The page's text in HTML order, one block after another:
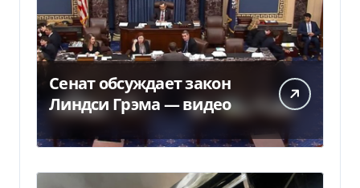
Сенат обсуждает закон
Линдси Грэма — видео